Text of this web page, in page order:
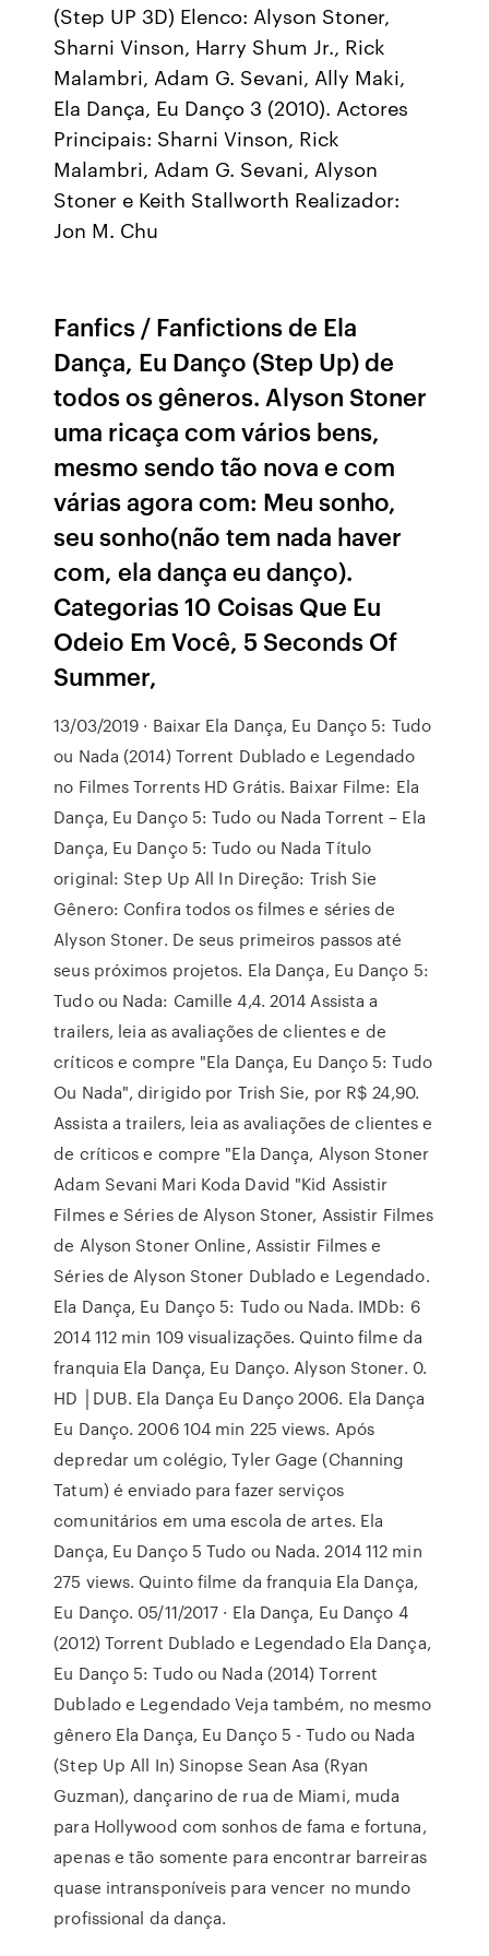
(Step UP 3D) Elenco: Alyson Stoner,
Sharni Vinson, Harry Shum Jr., Rick
Malambri, Adam G. Sevani, Ally Maki,
Ela Dança, Eu Danço 3 (2010). Actores
Principais: Sharni Vinson, Rick
Malambri, Adam G. Sevani, Alyson
Stoner e Keith Stallworth Realizador:
Jon M. Chu
Fanfics / Fanfictions de Ela
Dança, Eu Danço (Step Up) de
todos os gêneros. Alyson Stoner
uma ricaça com vários bens,
mesmo sendo tão nova e com
várias agora com: Meu sonho,
seu sonho(não tem nada haver
com, ela dança eu danço).
Categorias 10 Coisas Que Eu
Odeio Em Você, 5 Seconds Of
Summer,
13/03/2019 · Baixar Ela Dança, Eu Danço 5: Tudo
ou Nada (2014) Torrent Dublado e Legendado
no Filmes Torrents HD Grátis. Baixar Filme: Ela
Dança, Eu Danço 5: Tudo ou Nada Torrent – Ela
Dança, Eu Danço 5: Tudo ou Nada Título
original: Step Up All In Direção: Trish Sie
Gênero: Confira todos os filmes e séries de
Alyson Stoner. De seus primeiros passos até
seus próximos projetos. Ela Dança, Eu Danço 5:
Tudo ou Nada: Camille 4,4. 2014 ‎Assista a
trailers, leia as avaliações de clientes e de
críticos e compre "Ela Dança, Eu Danço 5: Tudo
Ou Nada", dirigido por Trish Sie, por R$ 24,90.
‎Assista a trailers, leia as avaliações de clientes e
de críticos e compre "Ela Dança, Alyson Stoner
Adam Sevani Mari Koda David "Kid Assistir
Filmes e Séries de Alyson Stoner, Assistir Filmes
de Alyson Stoner Online, Assistir Filmes e
Séries de Alyson Stoner Dublado e Legendado.
Ela Dança, Eu Danço 5: Tudo ou Nada. IMDb: 6
2014 112 min 109 visualizações. Quinto filme da
franquia Ela Dança, Eu Danço. Alyson Stoner. 0.
HD │DUB. Ela Dança Eu Danço 2006. Ela Dança
Eu Danço. 2006 104 min 225 views. Após
depredar um colégio, Tyler Gage (Channing
Tatum) é enviado para fazer serviços
comunitários em uma escola de artes. Ela
Dança, Eu Danço 5 Tudo ou Nada. 2014 112 min
275 views. Quinto filme da franquia Ela Dança,
Eu Danço. 05/11/2017 · Ela Dança, Eu Danço 4
(2012) Torrent Dublado e Legendado Ela Dança,
Eu Danço 5: Tudo ou Nada (2014) Torrent
Dublado e Legendado Veja também, no mesmo
gênero Ela Dança, Eu Danço 5 - Tudo ou Nada
(Step Up All In) Sinopse Sean Asa (Ryan
Guzman), dançarino de rua de Miami, muda
para Hollywood com sonhos de fama e fortuna,
apenas e tão somente para encontrar barreiras
quase intransponíveis para vencer no mundo
profissional da dança.